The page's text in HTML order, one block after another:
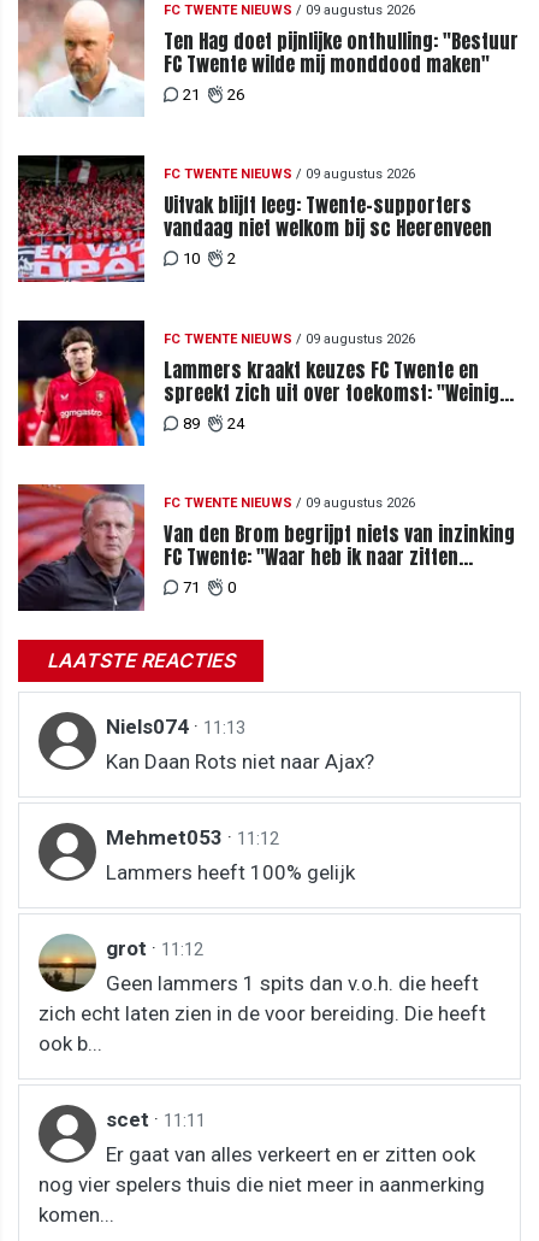
FC TWENTE NIEUWS / 09 augustus 2026
Ten Hag doet pijnlijke onthulling: "Bestuur
FC Twente wilde mij monddood maken"
21 26
FC TWENTE NIEUWS / 09 augustus 2026
Uitvak blijft leeg: Twente-supporters
vandaag niet welkom bij sc Heerenveen
10 2
FC TWENTE NIEUWS / 09 augustus 2026
Lammers kraakt keuzes FC Twente en
spreekt zich uit over toekomst: "Weinig
van te begrijpen"
89 24
FC TWENTE NIEUWS / 09 augustus 2026
Van den Brom begrijpt niets van inzinking
FC Twente: "Waar heb ik naar zitten
kijken?"
71 0
LAATSTE REACTIES
Niels074 · 11:13
Kan Daan Rots niet naar Ajax?
Mehmet053 · 11:12
Lammers heeft 100% gelijk
grot · 11:12
Geen lammers 1 spits dan v.o.h. die heeft
zich echt laten zien in de voor bereiding. Die heeft
ook b...
scet · 11:11
Er gaat van alles verkeert en er zitten ook
nog vier spelers thuis die niet meer in aanmerking
komen...